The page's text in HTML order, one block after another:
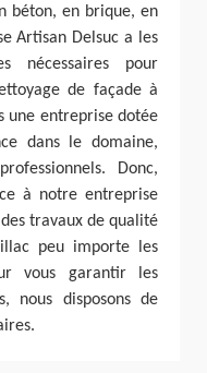
béton, en brique, en
Artisan Delsuc a les
nécessaires pour
de façade à
une entreprise dotée
dans le domaine,
Donc,
à notre entreprise
travaux de qualité
peu importe les
vous garantir les
nous disposons de